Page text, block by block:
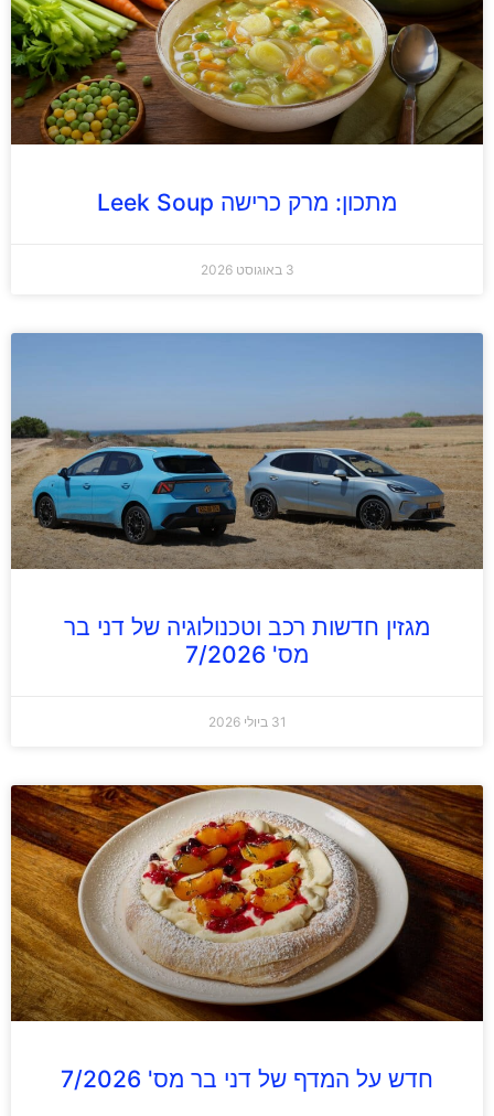
מתכון: מרק כרישה Leek Soup
3 באוגוסט 2026
מגזין חדשות רכב וטכנולוגיה של דני בר
מס' 7/2026
31 ביולי 2026
חדש על המדף של דני בר מס' 7/2026